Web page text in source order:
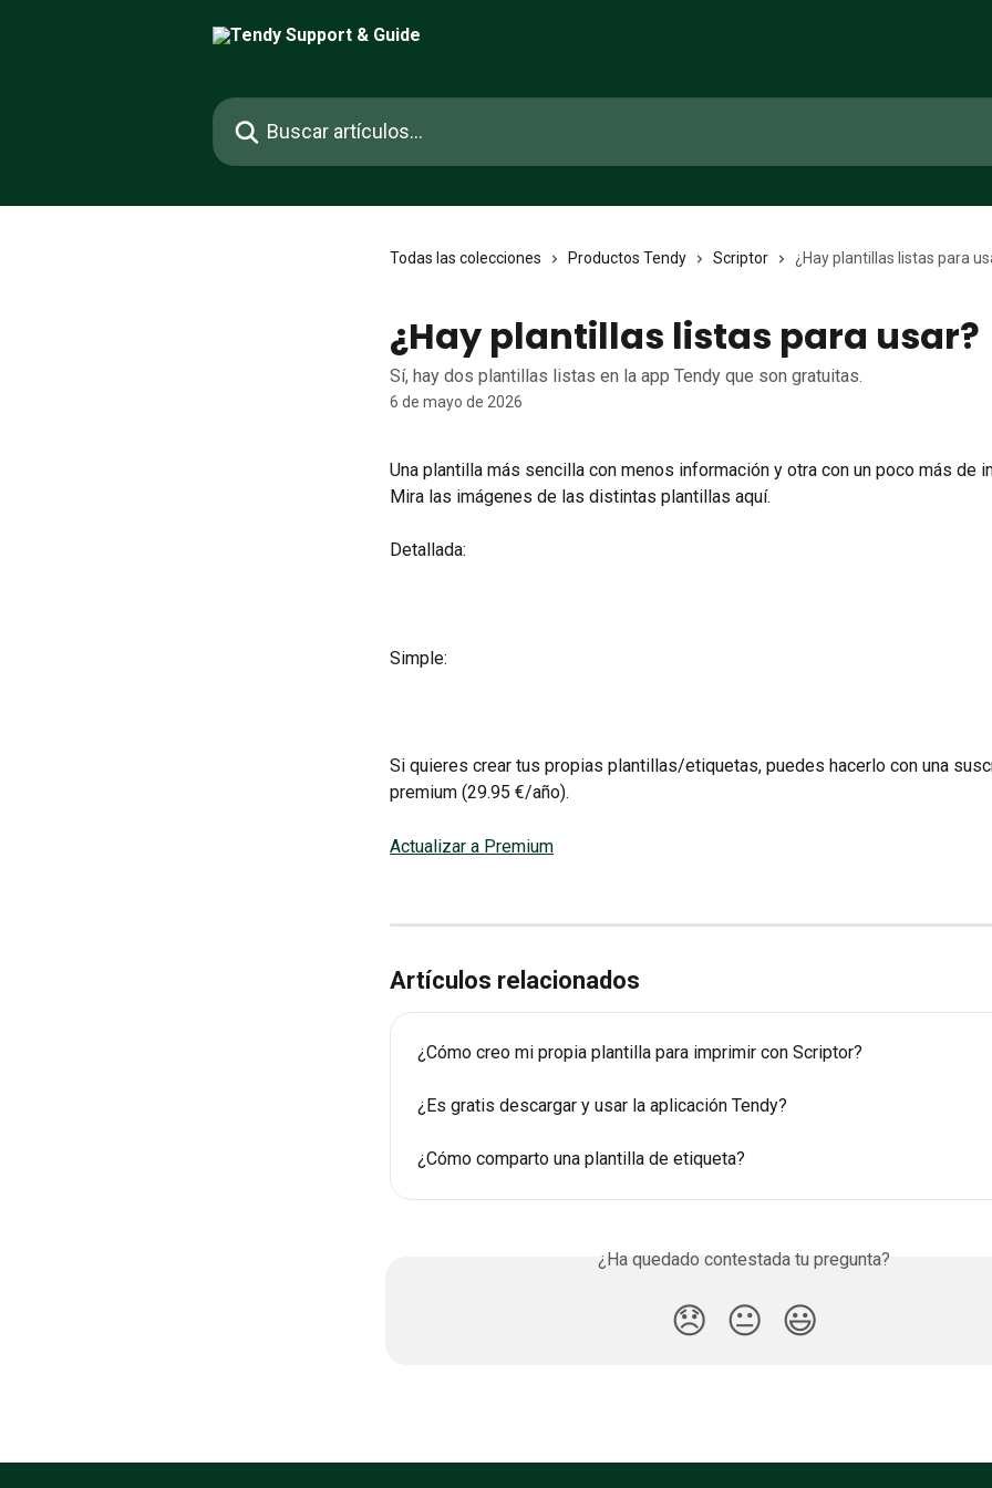
Buscar artículos...
Todas las colecciones Productos Tendy Scriptor ¿Hay plantillas listas para
¿Hay plantillas listas para usar?
Sí, hay dos plantillas listas en la app Tendy que son gratuitas.
6 de mayo de 2026
Una plantilla más sencilla con menos información y otra con un poco más de
Mira las imágenes de las distintas plantillas aquí.
Detallada:
Simple:
Si quieres crear tus propias plantillas/etiquetas, puedes hacerlo con una
premium (29.95 €/año).
Actualizar a Premium
Artículos relacionados
¿Cómo creo mi propia plantilla para imprimir con Scriptor?
¿Es gratis descargar y usar la aplicación Tendy?
¿Cómo comparto una plantilla de etiqueta?
¿Ha quedado contestada tu pregunta?
😞 😐 😃